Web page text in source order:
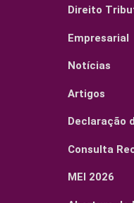
Direito
Empresarial
Notícias
Artigos
Declaração
Consulta
MEI 2026